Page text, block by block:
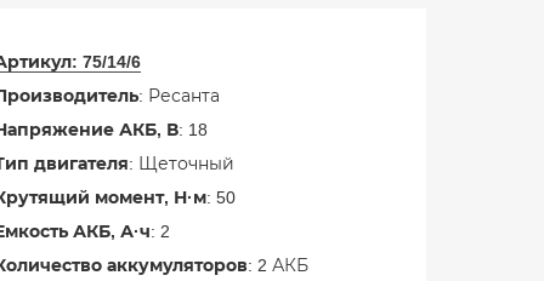
75/14/6
: Ресанта
АКБ, В: 18
двигателя: Щеточный
момент, Н·м: 50
АКБ, А·ч: 2
аккумуляторов: 2 АКБ